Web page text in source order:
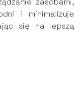
i minimalizuje
się na lepszą